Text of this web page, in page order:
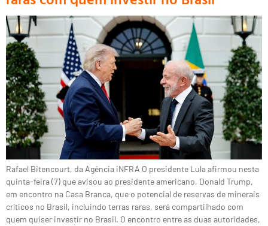
Rafael Bitencourt, da Agência iNFRA O presidente Lula afirmou nesta
quinta-feira (7) que avisou ao presidente americano, Donald Trump,
em encontro na Casa Branca, que o potencial de reservas de minerais
críticos no Brasil, incluindo terras raras, será compartilhado com
quem quiser investir no Brasil. O encontro entre as duas autoridades,